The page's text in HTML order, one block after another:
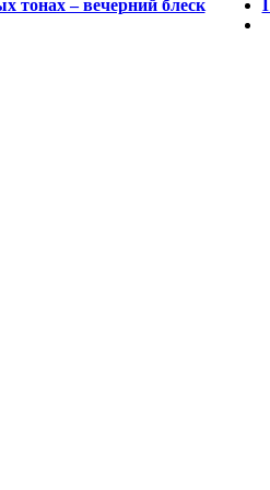
тонах – вечерний блеск